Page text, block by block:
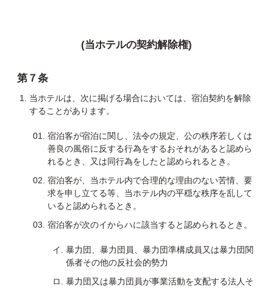
(当ホテルの契約解除権)
第７条
当ホテルは、次に掲げる場合においては、宿泊契約を解除
することがあります。
宿泊客が宿泊に関し、法令の規定、公の秩序若しくは
善良の風俗に反する行為をするおそれがあると認めら
れるとき、又は同行為をしたと認められるとき。
宿泊客が、当ホテル内で合理的な理由のない苦情、要
求を申し立てる等、当ホテル内の平穏な秩序を乱して
いると認められるとき。
宿泊客が次のイからハに該当すると認められるとき。
暴力団、暴力団員、暴力団準構成員又は暴力団関
係者その他の反社会的勢力
暴力団又は暴力団員が事業活動を支配する法人そ